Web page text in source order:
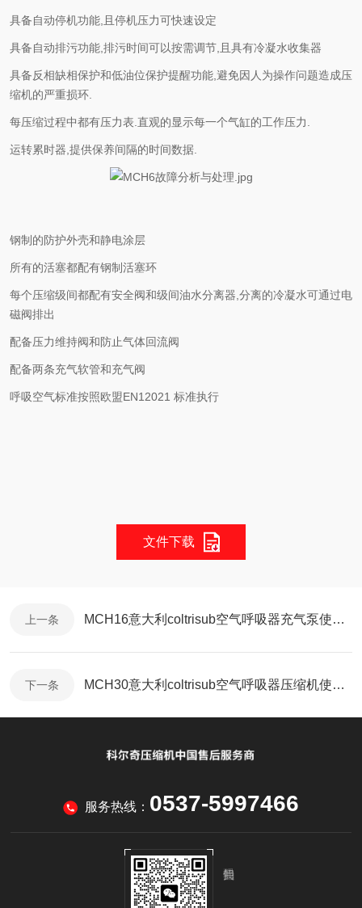
具备自动停机功能,且停机压力可快速设定
具备自动排污功能,排污时间可以按需调节,且具有冷凝水收集器
具备反相缺相保护和低油位保护提醒功能,避免因人为操作问题造成压
缩机的严重损环.
每压缩过程中都有压力表.直观的显示每一个气缸的工作压力.
运转累时器,提供保养间隔的时间数据.
钢制的防护外壳和静电涂层
所有的活塞都配有钢制活塞环
每个压缩级间都配有安全阀和级间油水分离器,分离的冷凝水可通过电
磁阀排出
配备压力维持阀和防止气体回流阀
配备两条充气软管和充气阀
呼吸空气标准按照欧盟EN12021 标准执行
文件下载
上一条 MCH16意大利coltrisub空气呼吸器充气泵使用操作说明
下一条 MCH30​意大利coltrisub空气呼吸器压缩机使用教程
服务热线： 0537-5997466